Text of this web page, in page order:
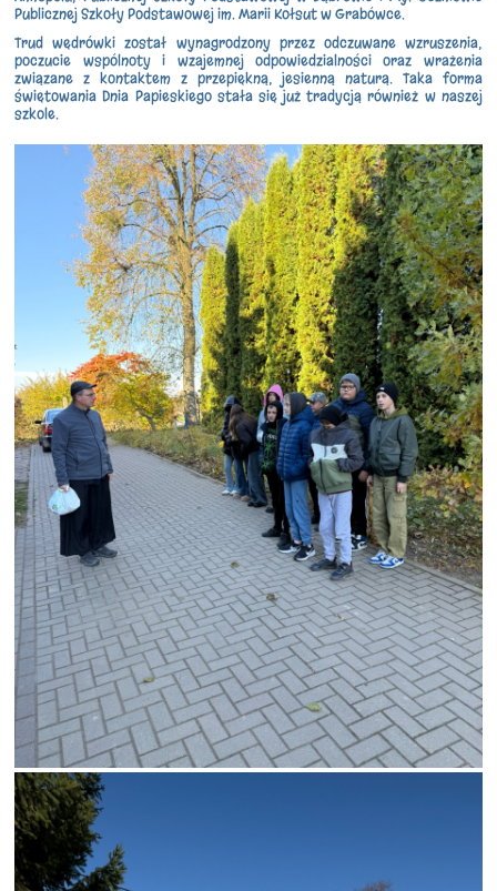
Publicznej Szkoły Podstawowej im. Marii Kołsut w Grabówce.
Trud wędrówki został wynagrodzony przez odczuwane wzruszenia,
poczucie wspólnoty i wzajemnej odpowiedzialności oraz wrażenia
związane z kontaktem z przepiękną, jesienną naturą. Taka forma
świętowania Dnia Papieskiego stała się już tradycją również w naszej
szkole.